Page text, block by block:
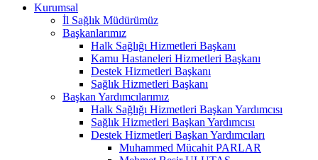
Kurumsal
İl Sağlık Müdürümüz
Başkanlarımız
Halk Sağlığı Hizmetleri Başkanı
Kamu Hastaneleri Hizmetleri Başkanı
Destek Hizmetleri Başkanı
Sağlık Hizmetleri Başkanı
Başkan Yardımcılarımız
Halk Sağlığı Hizmetleri Başkan Yardımcısı
Sağlık Hizmetleri Başkan Yardımcısı
Destek Hizmetleri Başkan Yardımcıları
Muhammed Mücahit PARLAR